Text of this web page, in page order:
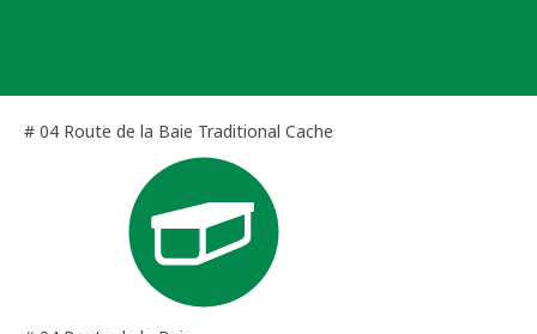
# 04 Route de la Baie Traditional Cache